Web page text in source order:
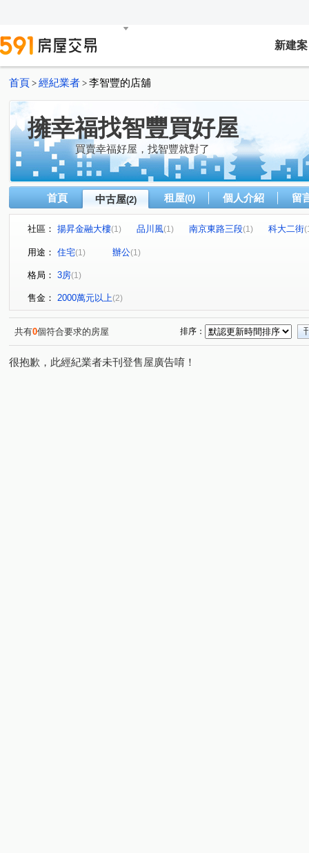
新建案
首頁 > 經紀業者 > 李智豐的店舖
擁幸福找智豐買好屋
買賣幸福好屋，找智豐就對了
首頁 中古屋(2) 租屋(0) 個人介紹 留
社區： 揚昇金融大樓(1) 品川風(1) 南京東路三段(1) 科大二街
用途： 住宅(1) 辦公(1)
格局： 3房(1)
售金： 2000萬元以上(2)
共有0個符合要求的房屋 排序：
很抱歉，此經紀業者未刊登售屋廣告唷！